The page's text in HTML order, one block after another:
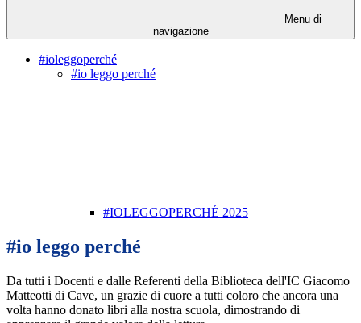
Menu di
navigazione
#ioleggoperché
#io leggo perché
#IOLEGGOPERCHÉ 2025
#io leggo perché
Da tutti i Docenti e dalle Referenti della Biblioteca dell'IC Giacomo
Matteotti di Cave, un grazie di cuore a tutti coloro che ancora una
volta hanno donato libri alla nostra scuola, dimostrando di